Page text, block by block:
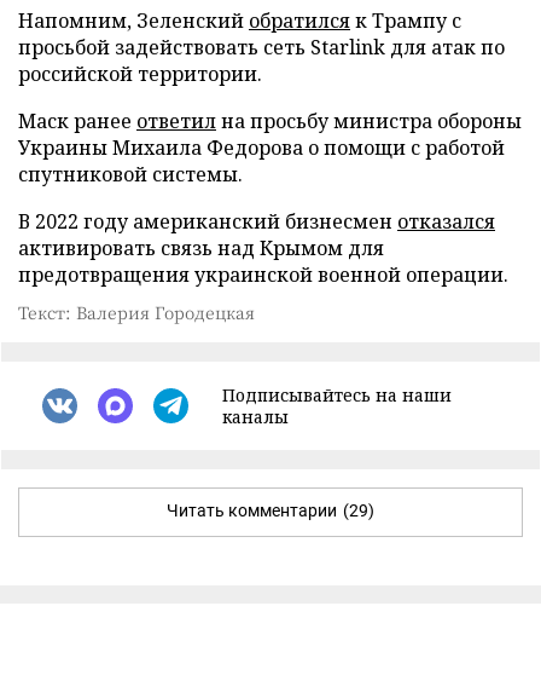
Напомним, Зеленский обратилсяк Трампу с
просьбой задействовать сеть Starlink для атак по
российской территории.
Маск ранее ответилна просьбу министра обороны
Украины Михаила Федорова о помощи с работой
спутниковой системы.
В 2022 году американский бизнесмен отказался
активировать связь над Крымом для
предотвращения украинской военной операции.
Текст: Валерия Городецкая
Подписывайтесь на наши
каналы
Читать комментарии (29)